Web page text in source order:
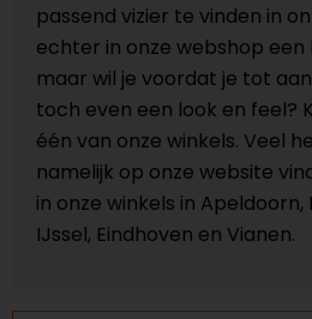
passend vizier te vinden in
echter in onze webshop een
maar wil je voordat je tot
toch even een look en feel?
één van onze winkels. Veel
namelijk op onze website
in onze winkels in
IJssel, Eindhoven en Vianen.